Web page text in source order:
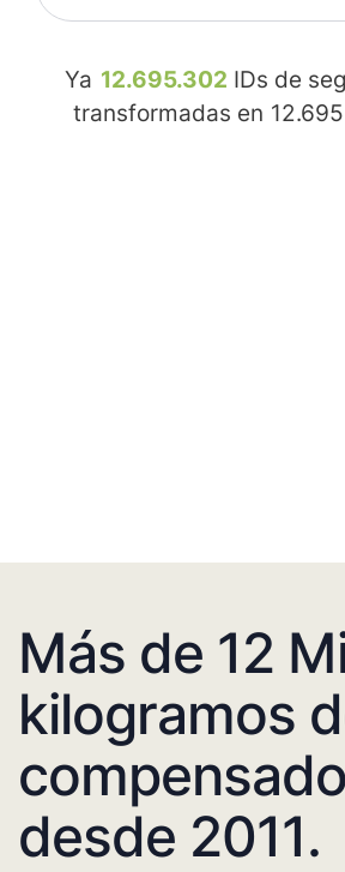
Ya 12.695.302 IDs de
transformadas en 12.695
Más de 12
kilogramos
desde 2011.